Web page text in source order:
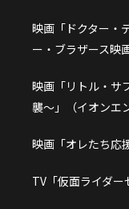
映画「ドクター・
ー・ブラザース映画
映画「リトル・サ
襲～」（イオンエ
映画「オレたち応
TV「仮面ライダー